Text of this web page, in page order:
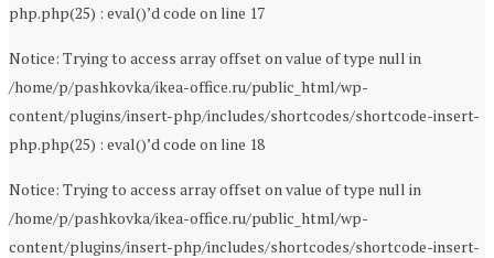
php.php(25) : eval()’d code on line 17
Notice: Trying to access array offset on value of type null in
/home/p/pashkovka/ikea-office.ru/public_html/wp-
content/plugins/insert-php/includes/shortcodes/shortcode-insert-
php.php(25) : eval()’d code on line 18
Notice: Trying to access array offset on value of type null in
/home/p/pashkovka/ikea-office.ru/public_html/wp-
content/plugins/insert-php/includes/shortcodes/shortcode-insert-